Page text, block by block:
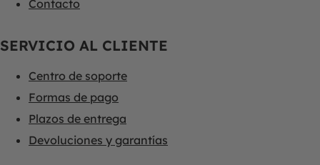
Contacto
SERVICIO AL CLIENTE
Centro de soporte
Formas de pago
Plazos de entrega
Devoluciones y garantías